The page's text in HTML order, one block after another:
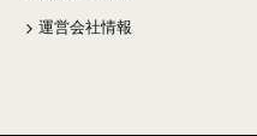
運営会社情報